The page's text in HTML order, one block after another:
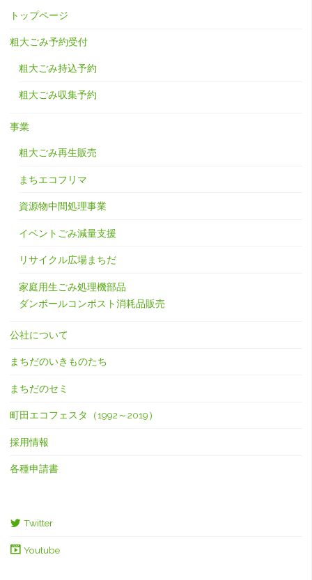
トップページ
粗大ごみ予約受付
粗大ごみ持込予約
粗大ごみ収集予約
事業
粗大ごみ再生販売
まちエコフリマ
資源物中間処理事業
イベントごみ減量支援
リサイクル広場まちだ
家庭用生ごみ処理機部品
ダンボールコンポスト消耗品販売
公社について
まちだのいきものたち
まちだのセミ
町田エコフェスタ（1992～2019）
採用情報
各種申請書
Twitter
Youtube